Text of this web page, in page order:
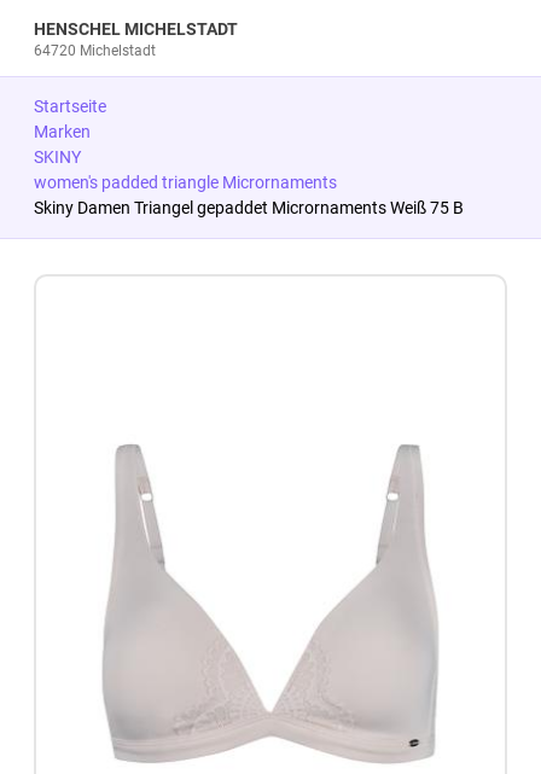
HENSCHEL MICHELSTADT
64720 Michelstadt
Startseite
Marken
SKINY
women's padded triangle Micrornaments
Skiny Damen Triangel gepaddet Micrornaments Weiß 75 B